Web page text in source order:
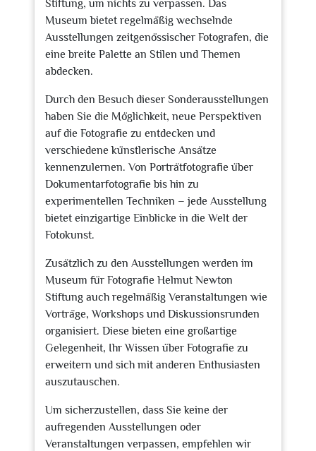
Stiftung, um nichts zu verpassen. Das
Museum bietet regelmäßig wechselnde
Ausstellungen zeitgenössischer Fotografen, die
eine breite Palette an Stilen und Themen
abdecken.
Durch den Besuch dieser Sonderausstellungen
haben Sie die Möglichkeit, neue Perspektiven
auf die Fotografie zu entdecken und
verschiedene künstlerische Ansätze
kennenzulernen. Von Porträtfotografie über
Dokumentarfotografie bis hin zu
experimentellen Techniken – jede Ausstellung
bietet einzigartige Einblicke in die Welt der
Fotokunst.
Zusätzlich zu den Ausstellungen werden im
Museum für Fotografie Helmut Newton
Stiftung auch regelmäßig Veranstaltungen wie
Vorträge, Workshops und Diskussionsrunden
organisiert. Diese bieten eine großartige
Gelegenheit, Ihr Wissen über Fotografie zu
erweitern und sich mit anderen Enthusiasten
auszutauschen.
Um sicherzustellen, dass Sie keine der
aufregenden Ausstellungen oder
Veranstaltungen verpassen, empfehlen wir